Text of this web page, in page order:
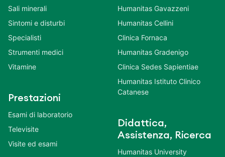
Sali minerali
Sintomi e disturbi
Specialisti
Strumenti medici
Vitamine
Prestazioni
Esami di laboratorio
Televisite
Visite ed esami
Humanitas Gavazzeni
Humanitas Cellini
Clinica Fornaca
Humanitas Gradenigo
Clinica Sedes Sapientiae
Humanitas Istituto Clinico
Catanese
Didattica,
Assistenza, Ricerca
Humanitas University